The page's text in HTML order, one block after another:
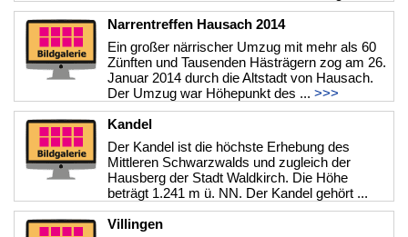
>>>
Narrentreffen Hausach 2014
Ein großer närrischer Umzug mit mehr als 60
Zünften und Tausenden Hästrägern zog am 26.
Januar 2014 durch die Altstadt von Hausach.
Der Umzug war Höhepunkt des ... >>>
Kandel
Der Kandel ist die höchste Erhebung des
Mittleren Schwarzwalds und zugleich der
Hausberg der Stadt Waldkirch. Die Höhe
beträgt 1.241 m ü. NN. Der Kandel gehört ...
>>>
Villingen